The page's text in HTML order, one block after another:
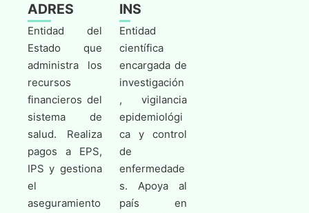
ADRES
Entidad del
Estado que
administra los
recursos
financieros del
sistema de
salud. Realiza
pagos a EPS,
IPS y gestiona
el
aseguramiento
INS
Entidad
científica
encargada de
investigación
, vigilancia
epidemiológi
ca y control
de
enfermedade
s. Apoya al
país en